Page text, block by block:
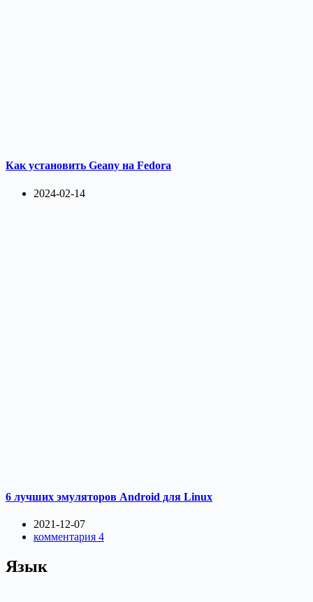
Как установить Geany на Fedora
2024-02-14
6 лучших эмуляторов Android для Linux
2021-12-07
комментария 4
Язык